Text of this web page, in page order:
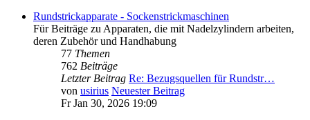
Rundstrickapparate - Sockenstrickmaschinen
Für Beiträge zu Apparaten, die mit Nadelzylindern arbeiten,
deren Zubehör und Handhabung
77 Themen
762 Beiträge
Letzter Beitrag Re: Bezugsquellen für Rundstr…
von usirius Neuester Beitrag
Fr Jan 30, 2026 19:09